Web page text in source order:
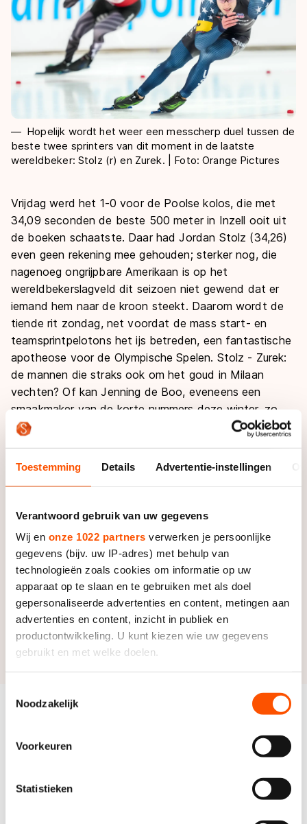
Toestemming Details Advertentie-instellingen
Verantwoord gebruik van uw gegevens
Wij en onze 1022 partners verwerken je persoonlijke
gegevens (bijv. uw IP-adres) met behulp van
technologieën zoals cookies om informatie op uw
apparaat op te slaan en te gebruiken met als doel
gepersonaliseerde advertenties en content, metingen aan
advertenties en content, inzicht in publiek en
productontwikkeling. U kunt kiezen wie uw gegevens
gebruikt en met welke doelen.
Informatie verzamelen over uw geografische locatie,
Uw apparaat identificeren door het actief te scannen
op specifieke eigenschappen (fingerprinting)
verwerkt en stel uw voorkeuren in het
detailgedeelte in.
Noodzakelijk
Voorkeuren
Statistieken
Waar kan ik schaatsen en skaten?
Evenementen
Livestreams
Word schaatsfan!
Olympische Spelen
Medaille overzicht
Medaillespiegel
Olympische uitslagen
Van Jong tot Goud verhalen
Hopelijk wordt het weer een messcherp duel tussen de
beste twee sprinters van dit moment in de laatste
wereldbeker: Stolz (r) en Zurek. | Foto: Orange Pictures
Vrijdag werd het 1-0 voor de Poolse kolos, die met
34,09 seconden de beste 500 meter in Inzell ooit uit
de boeken schaatste. Daar had Jordan Stolz (34,26)
even geen rekening mee gehouden; sterker nog, die
nagenoeg ongrijpbare Amerikaan is op het
wereldbekerslagveld dit seizoen niet gewend dat er
iemand hem naar de kroon steekt. Daarom wordt de
tiende rit zondag, net voordat de mass start- en
teamsprintpelotons het ijs betreden, een fantastische
apotheose voor de Olympische Spelen. Stolz - Zurek:
de mannen die straks ook om het goud in Milaan
vechten? Of kan Jenning de Boo, eveneens een
smaakmaker van de korte nummers deze winter, zo
uitgebalanceerd en uitgerust in Italië aan de start
voor niets de regerend wereldkampioen. Hij heeft
Yevgeniy Koshkin.
Bij de vrouwen drukt de ongenaakbare Femke Kok -
tegen de Italiaanse Serena Pergher - meer dan
waarschijnlijk haar stempel nog een keer op de
wedstrijd. Een ding is zeker: van Jutta Leerdam heeft
ze geen last. Die slaat de 500 meter over.
De volledige loting en alle uitslagen staan
evenementen